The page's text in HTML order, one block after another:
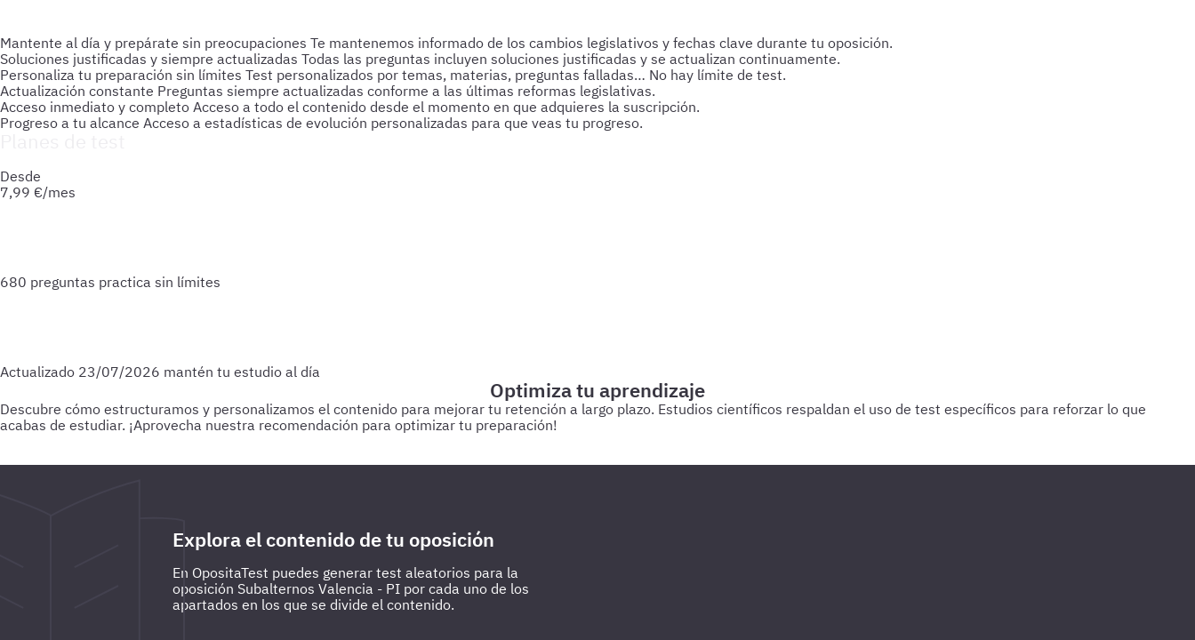
Mantente al día y prepárate sin preocupaciones Te mantenemos informado de los cambios legislativos y fechas clave durante tu oposición.
Soluciones justificadas y siempre actualizadas Todas las preguntas incluyen soluciones justificadas y se actualizan continuamente.
Personaliza tu preparación sin límites Test personalizados por temas, materias, preguntas falladas… No hay límite de test.
Actualización constante Preguntas siempre actualizadas conforme a las últimas reformas legislativas.
Acceso inmediato y completo Acceso a todo el contenido desde el momento en que adquieres la suscripción.
Progreso a tu alcance Acceso a estadísticas de evolución personalizadas para que veas tu progreso.
Desde
7,99 €/mes
680 preguntas practica sin límites
Actualizado 23/07/2026 mantén tu estudio al día
Optimiza tu aprendizaje
Descubre cómo estructuramos y personalizamos el contenido para mejorar tu retención a largo plazo. Estudios científicos respaldan el uso de test específicos para reforzar lo que
acabas de estudiar. ¡Aprovecha nuestra recomendación para optimizar tu preparación!
Explora el contenido de tu oposición
En OpositaTest puedes generar test aleatorios para la
oposición Subalternos Valencia - PI por cada uno de los
apartados en los que se divide el contenido.